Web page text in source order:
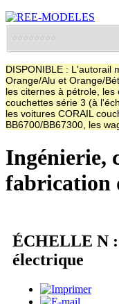
DISPONIBLE : L'autorail
Orange/Alu et Orange/
les citernes à pétrole, les
couchettes série 3 (à
les voitures CORAIL
BB6700/BB67300, les
Ingénierie,
fabrication
ÉCHELLE N
électrique